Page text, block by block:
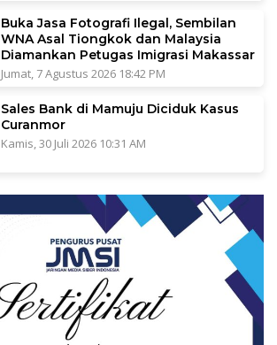
Buka Jasa Fotografi Ilegal, Sembilan
WNA Asal Tiongkok dan Malaysia
Diamankan Petugas Imigrasi Makassar
Jumat, 7 Agustus 2026 18:42 PM
Sales Bank di Mamuju Diciduk Kasus
Curanmor
Kamis, 30 Juli 2026 10:31 AM